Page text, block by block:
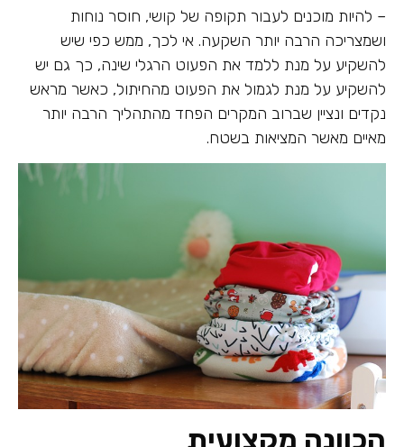
– להיות מוכנים לעבור תקופה של קושי, חוסר נוחות
ושמצריכה הרבה יותר השקעה. אי לכך, ממש כפי שיש
להשקיע על מנת ללמד את הפעוט הרגלי שינה, כך גם יש
להשקיע על מנת לגמול את הפעוט מהחיתול, כאשר מראש
נקדים ונציין שברוב המקרים הפחד מהתהליך הרבה יותר
מאיים מאשר המציאות בשטח.
הכוונה מקצועית